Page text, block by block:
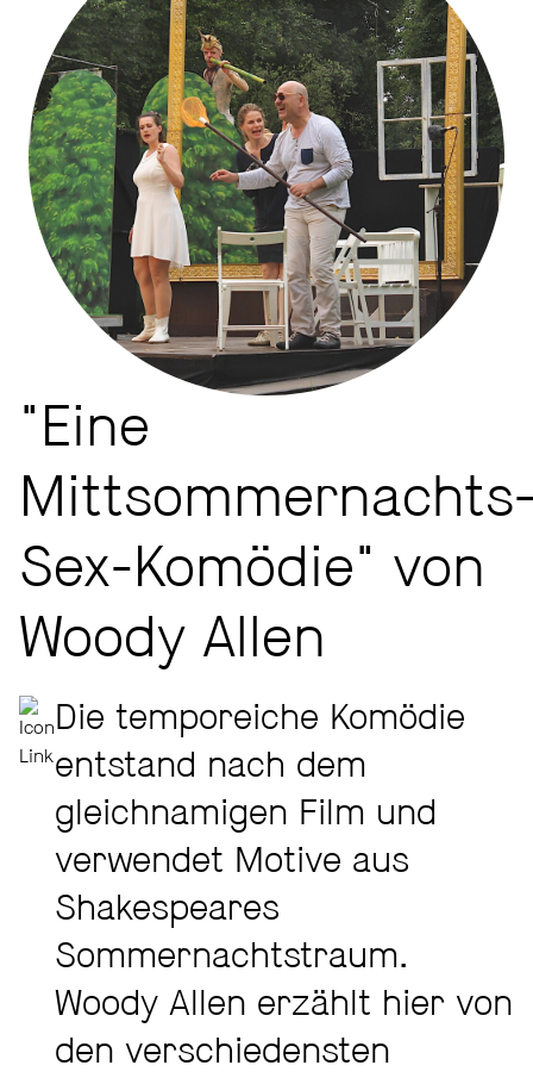
"Eine
Sex-Komödie" von
Woody Allen
Die temporeiche Komödie
entstand nach dem
gleichnamigen Film und
verwendet Motive aus
Shakespeares
Sommernachtstraum.
Woody Allen erzählt hier von
den verschiedensten